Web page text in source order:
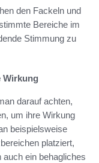
den Fackeln und
Bereiche im
Stimmung zu
Wirkung
darauf achten,
um ihre Wirkung
beispielsweise
platziert,
ein behagliches